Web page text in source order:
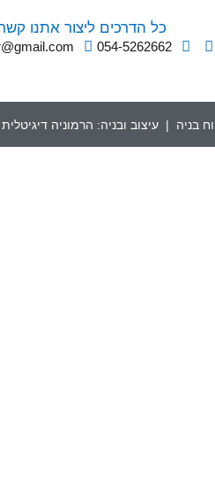
כל הדרכים ליצור אתנו
054-5262662
בניה | עיצוב ובניה: הרמוניה